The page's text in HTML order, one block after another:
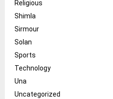
Religious
Shimla
Sirmour
Solan
Sports
Technology
Una
Uncategorized